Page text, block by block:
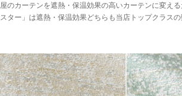
のカーテンを遮熱・保温効果の高いカーテンに変え
スター」は遮熱・保温効果どちらも当店トップクラス